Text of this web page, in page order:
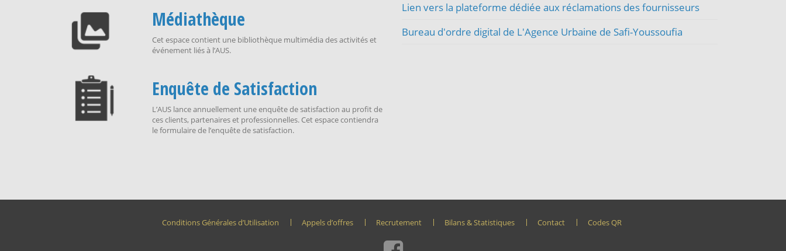
Médiathèque
Cet espace contient une bibliothèque multimédia des activités et
événement liés à l’AUS.
Enquête de Satisfaction
L’AUS lance annuellement une enquête de satisfaction au profit de
ces clients, partenaires et professionnelles. Cet espace contiendra
le formulaire de l’enquête de satisfaction.
Lien vers la plateforme dédiée aux réclamations des fournisseurs
Bureau d'ordre digital de L'Agence Urbaine de Safi-Youssoufia
Conditions Générales d’Utilisation Appels d’offres Recrutement Bilans & Statistiques Contact Codes QR